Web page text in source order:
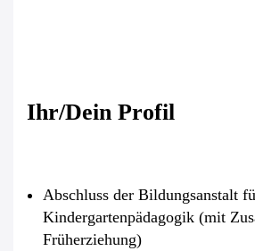
Ihr/Dein Profil
Abschluss der Bildungsanstalt
Kindergartenpädagogik (mit
Früherziehung)